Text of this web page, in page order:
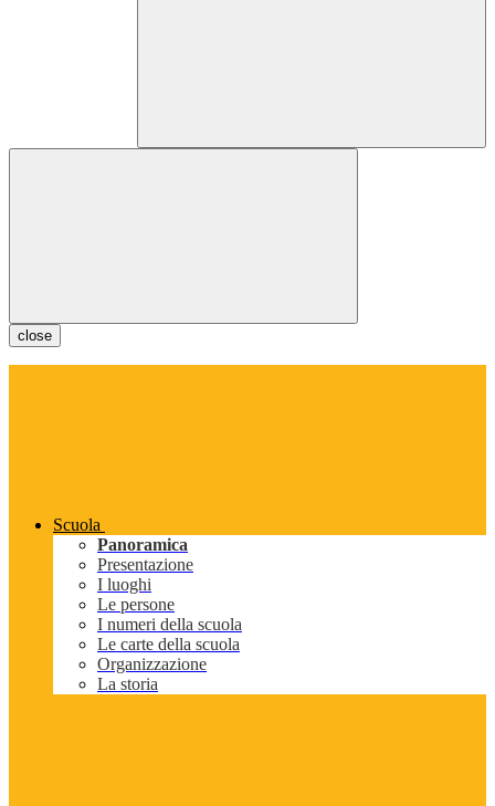
close
Scuola
Panoramica
Presentazione
I luoghi
Le persone
I numeri della scuola
Le carte della scuola
Organizzazione
La storia